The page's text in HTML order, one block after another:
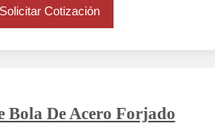
Solicitar Cotización
Bola De Acero Forjado